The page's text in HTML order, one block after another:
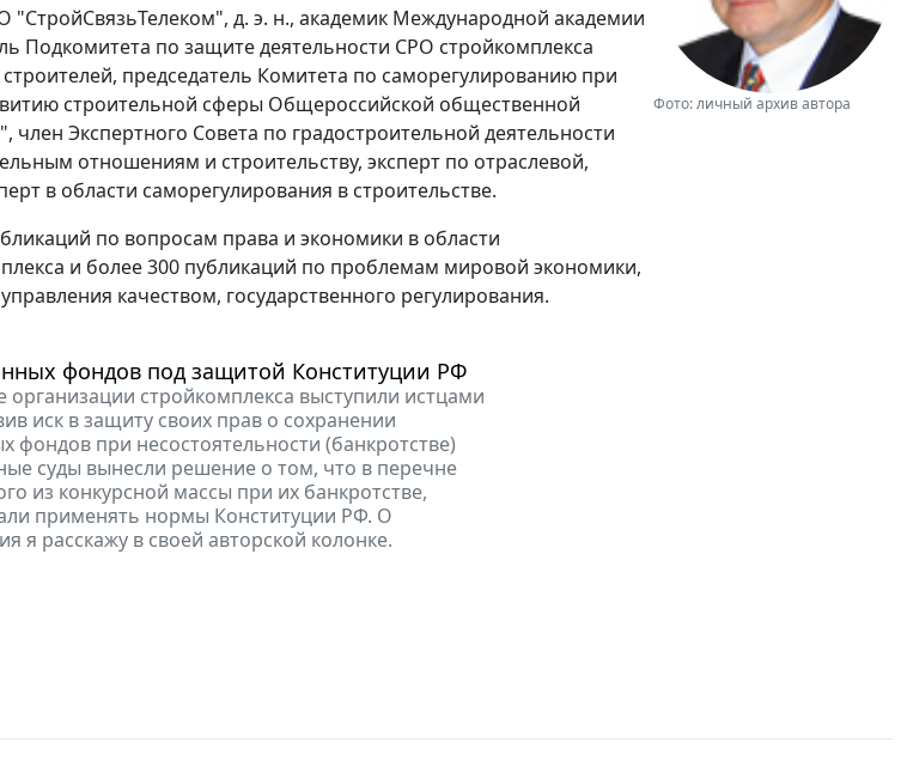
Фото: личный архив автора
д. э. н., академик Международной академии
Подкомитета по защите деятельности СРО стройкомплекса
председатель Комитета по саморегулированию при
строительной сферы Общероссийской общественной
член Экспертного Совета по градостроительной деятельности
отношениям и строительству, эксперт по отраслевой,
в области саморегулирования в строительстве.
по вопросам права и экономики в области
и более 300 публикаций по проблемам мировой экономики,
качеством, государственного регулирования.
фондов под защитой Конституции РФ
организации стройкомплекса выступили истцами
иск в защиту своих прав о сохранении
фондов при несостоятельности (банкротстве)
суды вынесли решение о том, что в перечне
из конкурсной массы при их банкротстве,
применять нормы Конституции РФ. О
я расскажу в своей авторской колонке.